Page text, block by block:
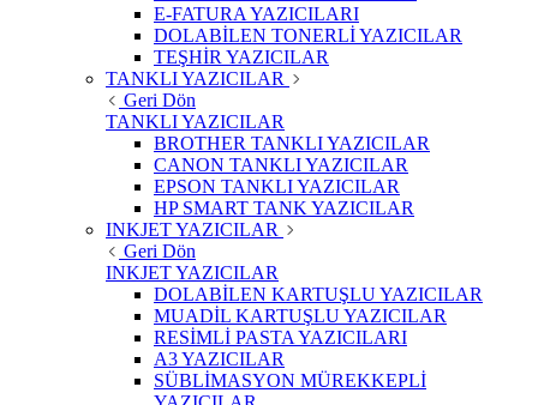
E-FATURA YAZICILARI
DOLABİLEN TONERLİ YAZICILAR
TEŞHİR YAZICILAR
TANKLI YAZICILAR
Geri Dön
TANKLI YAZICILAR
BROTHER TANKLI YAZICILAR
CANON TANKLI YAZICILAR
EPSON TANKLI YAZICILAR
HP SMART TANK YAZICILAR
INKJET YAZICILAR
Geri Dön
INKJET YAZICILAR
DOLABİLEN KARTUŞLU YAZICILAR
MUADİL KARTUŞLU YAZICILAR
RESİMLİ PASTA YAZICILARI
A3 YAZICILAR
SÜBLİMASYON MÜREKKEPLİ